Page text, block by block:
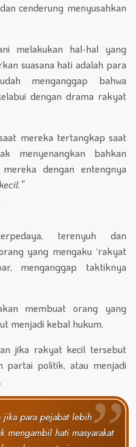
cenderung menyusahkan
melakukan hal-hal yang
suasana hati adalah para
menganggap bahwa
dengan drama rakyat
mereka tertangkap saat
menyenangkan bahkan
dengan entengnya
terenyuh dan
yang mengaku ‘rakyat
menganggap taktiknya
membuat orang yang
menjadi kebal hukum.
jika rakyat kecil tersebut
partai politik, atau menjadi
para pejabat lebih
mengambil hati masyarakat